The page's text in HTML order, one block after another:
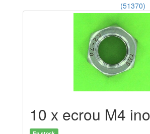
(51370)
10 x ecrou M4